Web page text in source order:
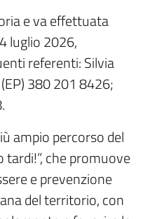
e va effettuata
luglio 2026,
referenti: Silvia
380 201 8426;
ampio percorso del
che promuove
e prevenzione
del territorio, con